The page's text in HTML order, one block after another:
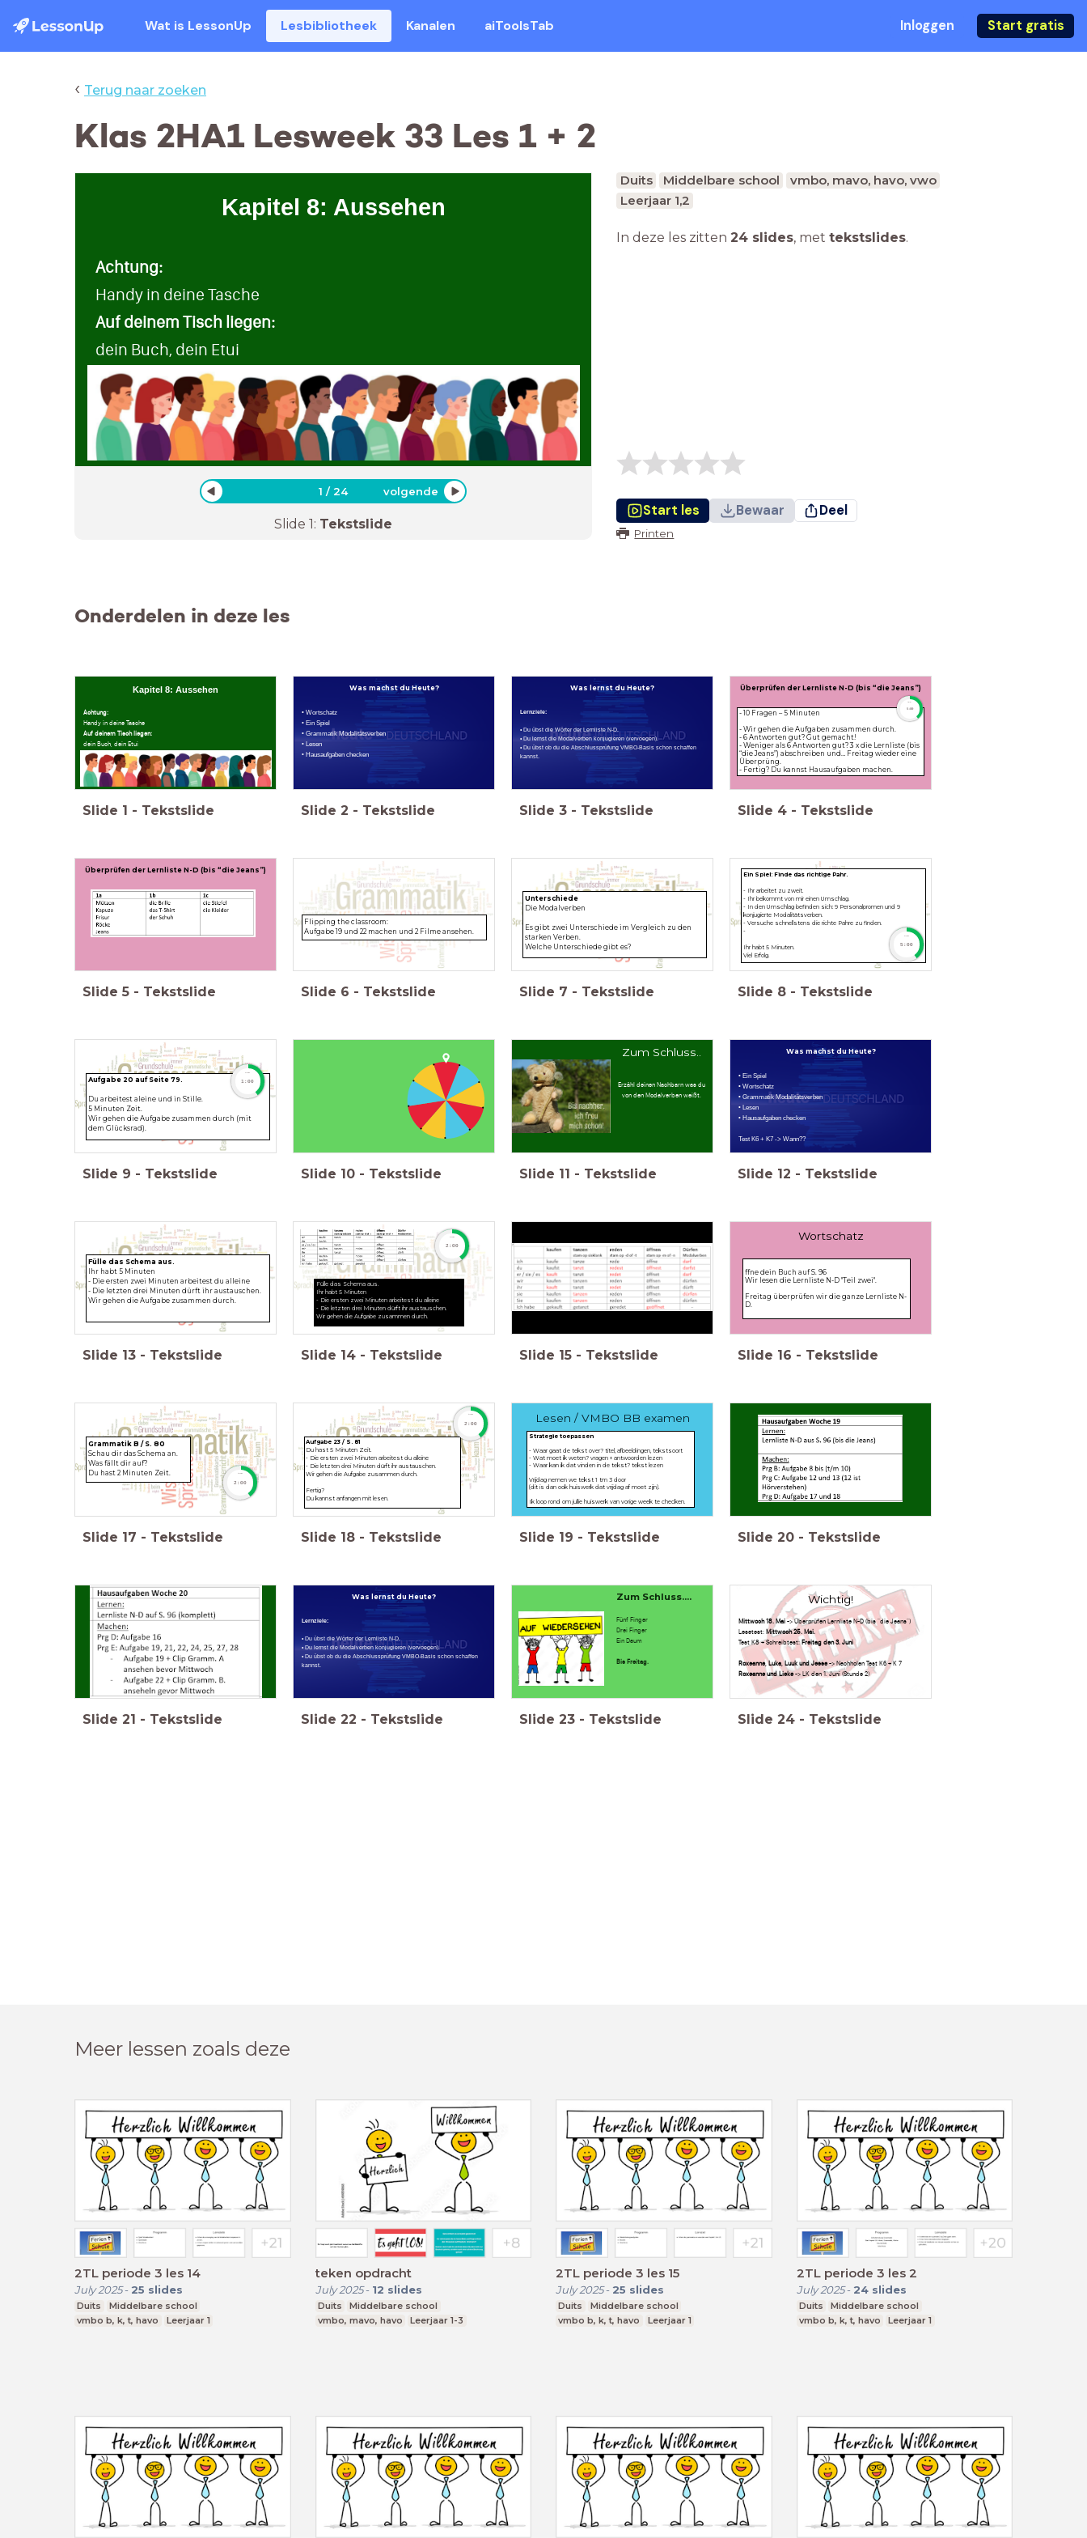
Wat is LessonUp Lesbibliotheek Kanalen aiToolsTab Inloggen Start gratis
‹ Terug naar zoeken
Klas 2HA1 Lesweek 33 Les 1 + 2
Kapitel 8: Aussehen
Achtung:
Handy in deine Tasche
Auf deinem Tisch liegen:
dein Buch, dein Etui
1 /24 volgende
Slide 1: Tekstslide
Duits Middelbare school
vmbo, mavo, havo, vwo
Leerjaar 1,2
In deze les zitten 24 slides, met tekstslides.
Start les Bewaar Deel
Printen
Onderdelen in deze les
Kapitel 8: Aussehen
Achtung:
Handy in deine Tasche
Auf deinem Tisch liegen:
dein Buch, dein Etui
Slide 1 - Tekstslide
Was machst du Heute?
• Wortschatz
• Ein Spiel
• Grammatik Modalitätsverben
• Lesen
• Hausaufgaben checken
Slide 2 - Tekstslide
Was lernst du Heute?
Lernziele:
• Du übst die Wörter der Lernliste N-D.
• Du lernst die Modalverben konjugieren (vervoegen).
• Du übst ob du die Abschlussprüfung VMBO-Basis schon schaffen
kannst.
Slide 3 - Tekstslide
Überprüfen der Lernliste N-D (bis “die Jeans”)
- 10 Fragen – 5 Minuten
- Wir gehen die Aufgaben zusammen durch.
- 6 Antworten gut? Gut gemacht!
- Weniger als 6 Antworten gut? 3 x die Lernliste (bis
“die Jeans”) abschreiben und… Freitag wieder eine
Überprüng.
- Fertig? Du kannst Hausaufgaben machen.
5:00
Slide 4 - Tekstslide
Überprüfen der Lernliste N-D (bis “die Jeans”)
Slide 5 - Tekstslide
Flipping the classroom:
Aufgabe 19 und 22 machen und 2 Filme ansehen.
Slide 6 - Tekstslide
Unterschiede
Die Modalverben
Es gibt zwei Unterschiede im Vergleich zu den
starken Verben.
Welche Unterschiede gibt es?
Slide 7 - Tekstslide
Ein Spiel: Finde das richtige Pahr.
- Ihr arbeitet zu zweit.
- Ihr bekommt von mir einen Umschlag.
- In den Umschlag befinden sich: 9 Personalpromen und 9
konjugierte Modalitätsverben.
- Versuche schnellstens die richte Pahre zu finden.
-
Ihr habt 5 Minuten.
Viel Erfolg.
5:00
Slide 8 - Tekstslide
Aufgabe 20 auf Seite 79.
Du arbeitest aleine und in Stille.
5 Minuten Zeit.
Wir gehen die Aufgabe zusammen durch (mit
dem Glücksrad).
timer
1:00
Slide 9 - Tekstslide Slide 10 - Tekstslide
Zum Schluss..
Erzähl deinen Nachbarn was du
von den Modalverben weißt.
Slide 11 - Tekstslide
Was machst du Heute?
• Ein Spiel
• Wortschatz
• Grammatik Modalitätsverben
• Lesen
• Hausaufgaben checken
Test K6 + K7 -> Wann??
Slide 12 - Tekstslide
Fülle das Schema aus.
Ihr habt 5 Minuten
- Die ersten zwei Minuten arbeitest du alleine
- Die letzten drei Minuten dürft ihr austauschen.
Wir gehen die Aufgabe zusammen durch.
Slide 13 - Tekstslide
Fülle das Schema aus.
Ihr habt 5 Minuten
- Die ersten zwei Minuten arbeitest du alleine
- Die letzten drei Minuten dürft ihr austauschen.
Wir gehen die Aufgabe zusammen durch.
timer
2:00
Slide 14 - Tekstslide Slide 15 - Tekstslide
Wortschatz
Ӧffne dein Buch auf S. 96
Wir lesen die Lernliste N-D "Teil zwei".
Freitag überprüfen wir die ganze Lernliste N-
D.
Slide 16 - Tekstslide
Grammatik B / S. 80
Schau dir das Schema an.
Was fällt dir auf?
Du hast 2 Minuten Zeit.
timer
2:00
Slide 17 - Tekstslide
Aufgabe 23 / S. 81
Du hast 5 Minuten Zeit.
- Die ersten zwei Minuten arbeitest du alleine
- Die letzten drei Minuten dürft ihr austauschen.
Wir gehen die Aufgabe zusammen durch.
Fertig?
Du kannst anfangen mit lesen.
timer
2:00
Slide 18 - Tekstslide
Lesen / VMBO BB examen
Strategie toepassen
- Waar gaat de tekst over? titel, afbeeldingen, tekstsoort
- Wat moet ik weten? vragen + antwoorden lezen
- Waar kan ik dat vinden in de tekst? tekst lezen
Vrijdag nemen we tekst 1 tm 3 door
(dit is dan ook huiswerk dat vrijdag af moet zijn).
Ik loop rond om jullie huiswerk van vorige week te checken.
Slide 19 - Tekstslide Slide 20 - Tekstslide
Slide 21 - Tekstslide
Was lernst du Heute?
Lernziele:
• Du übst die Wörter der Lernliste N-D.
• Du lernst die Modalverben konjugieren (vervoegen).
• Du übst ob du die Abschlussprüfung VMBO-Basis schon schaffen
kannst.
Slide 22 - Tekstslide
Zum Schluss....
Fünf Finger
Drei Finger
Ein Daum
Bis Freitag.
Slide 23 - Tekstslide
Wichtig!
Mittwoch 18. Mai-> Überprüfen Lernliste N-D (bis "die Jeans")
Lesetest: Mittwoch 25. Mai.
Test K8 + Schreibtest:Freitag den 3. Juni
Roxeanne, Luka, Luuk und Jesse-> Nachholen Test K6 + K 7
Roxeanne und Lieke-> LK den 1. Juni (Stunde 2)
Slide 24 - Tekstslide
Meer lessen zoals deze
2TL periode 3 les 14
July 2025- 25 slides
Duits
Middelbare school
vmbo b, k, t, havo
Leerjaar 1
teken opdracht
July 2025- 12 slides
Duits
Middelbare school
vmbo, mavo, havo
Leerjaar 1-3
2TL periode 3 les 15
July 2025- 25 slides
Duits
Middelbare school
vmbo b, k, t, havo
Leerjaar 1
2TL periode 3 les 2
July 2025- 24 slides
Duits
Middelbare school
vmbo b, k, t, havo
Leerjaar 1